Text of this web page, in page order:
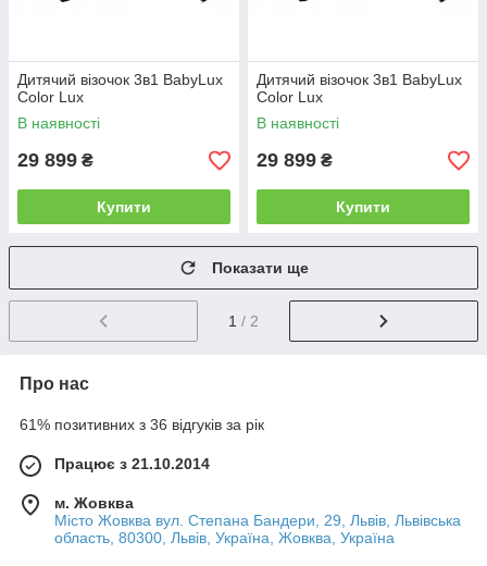
Дитячий візочок 3в1 BabyLux
Color Lux
В наявності
29 899 ₴
Купити
Дитячий візочок 3в1 BabyLux
Color Lux
В наявності
29 899 ₴
Купити
Показати ще
1 / 2
Про нас
61% позитивних з 36 відгуків за рік
Працює з 21.10.2014
м. Жовква
Місто Жовква вул. Степана Бандери, 29, Львів, Львівська
область, 80300, Львів, Україна, Жовква, Україна